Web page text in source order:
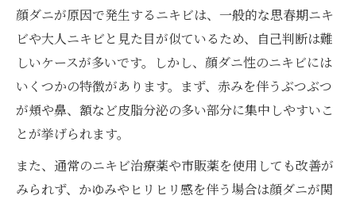
顔ダニ市販薬や治し方の有効性と注意点
顔ダニケアで避けるべき刺激と正しい洗顔
法
ワセリン使用時の顔ダニへの影響と対処法
顔ダニを減らすための毎日の予防的アプロ
ーチ
自然治癒を期待できる顔ダニ対策の本質
顔ダニの自然治癒が期待できる症状とは
顔ダニが原因で発生するニキビは、一般的な思春期ニキ
ビや大人ニキビと見た目が似ているため、自己判断は難
しいケースが多いです。しかし、顔ダニ性のニキビには
いくつかの特徴があります。まず、赤みを伴うぶつぶつ
が頬や鼻、額など皮脂分泌の多い部分に集中しやすいこ
とが挙げられます。
また、通常のニキビ治療薬や市販薬を使用しても改善が
みられず、かゆみやヒリヒリ感を伴う場合は顔ダニが関